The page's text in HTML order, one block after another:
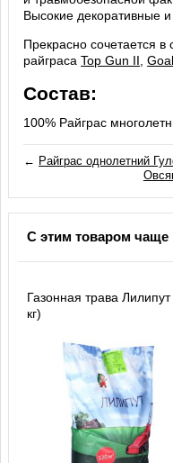
Высокие декоративные и
Прекрасно сочетается
райграсаTop Gun II ,
Состав:
100% Райграс
← Райграс однолетний
С этим товаром чаще
Газонная трава
кг)